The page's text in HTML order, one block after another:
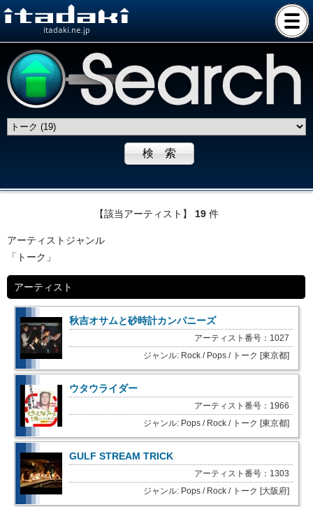
itadaki.ne.jp
【該当アーティスト】 19 件
アーティストジャンル
「トーク」
アーティスト
秋吉オサムと砂時計カンパニーズ
アーティスト番号：1027
ジャンル: Rock / Pops / トーク [東京都]
ウタウライダー
アーティスト番号：1966
ジャンル: Pops / Rock / トーク [東京都]
GULF STREAM TRICK
アーティスト番号：1303
ジャンル: Pops / Rock / トーク [大阪府]